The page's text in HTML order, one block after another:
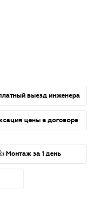
выезд инженера
цены в договоре
Монтаж за 1 день